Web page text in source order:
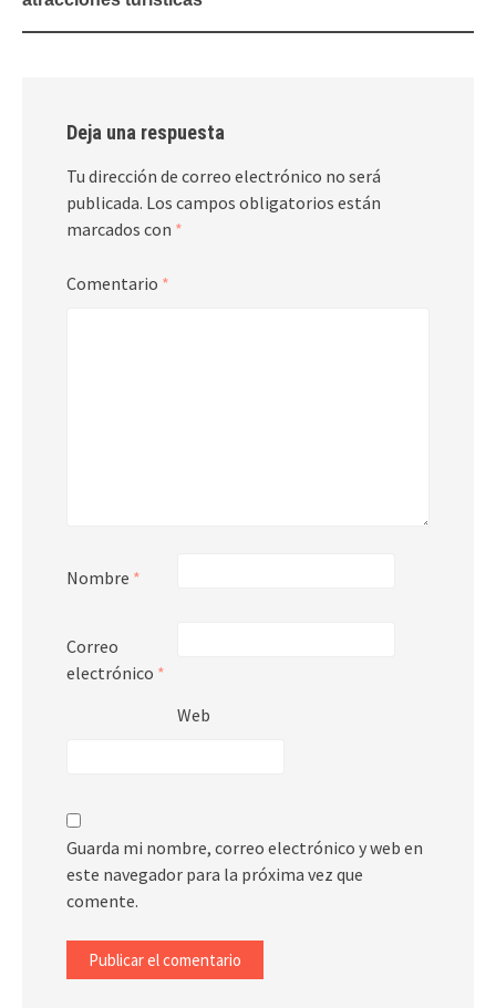
Deja una respuesta
Tu dirección de correo electrónico no será
publicada. Los campos obligatorios están
marcados con *
Comentario *
Nombre *
Correo
electrónico *
Web
Guarda mi nombre, correo electrónico y web en
este navegador para la próxima vez que
comente.